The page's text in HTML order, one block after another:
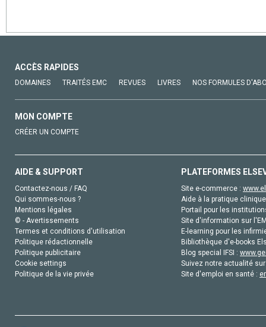
ACCÈS RAPIDES
DOMAINES TRAITÉS EMC REVUES LIVRES NOS FORMULES
MON COMPTE
CRÉER UN COMPTE
AIDE & SUPPORT
Contactez-nous / FAQ
Qui sommes-nous ?
Mentions légales
© - Avertissements
Termes et conditions d'utilisation
Politique rédactionnelle
Politique publicitaire
Cookie settings
Politique de la vie privée
PLATEFORMES
Site e-commerce :
Aide à la pratique
Portail pour les
Site d'information sur
E-learning pour les
Bibliothèque d'e-books
Blog special IFSI :
Suivez notre actualité
Site d'emploi en santé :